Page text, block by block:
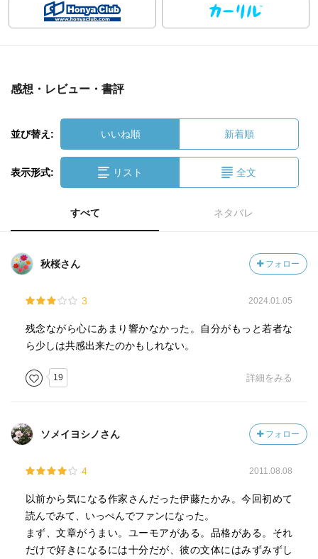
感想・レビュー・書評
並び替え: いいね順 新着順
表示形式: リスト 全文
すべて ネタバレ
秋桜さん フォロー
3 2024.01.05
残念ながら心にあまり響かなかった。自分がもっと若者な
ら少しは共感出来たのかもしれない。
19 詳細をみる
ソメイヨシノさん フォロー
4 2011.08.08
以前から気になる作家さんだった伊藤たかみ。今回初めて
読んでみて、いっぺんでファンになった。
まず、文章がうまい。ユーモアがある。品格がある。それ
だけで好きになるには十分だが、彼の文体にはみずみずし